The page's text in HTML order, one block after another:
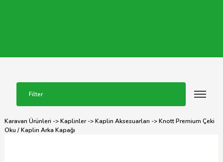
Filter
Karavan Ürünleri ->Kaplinler->Kaplin Aksesuarları -> Knott Premium Çeki
Oku / Kaplin Arka Kapağı